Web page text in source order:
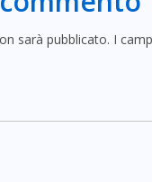
sarà pubblicato. I